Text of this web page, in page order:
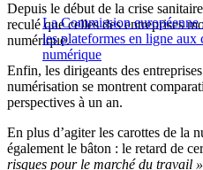
La Commission
les plateformes en ligne aux
numérique
Depuis le début de la crise
reculé que celles des entreprises
numérique.
Enfin, les dirigeants des
numérisation se montrent
perspectives à un an.
En plus d’agiter les carottes de la
également le bâton : le retard de
risques pour le marché du travail »